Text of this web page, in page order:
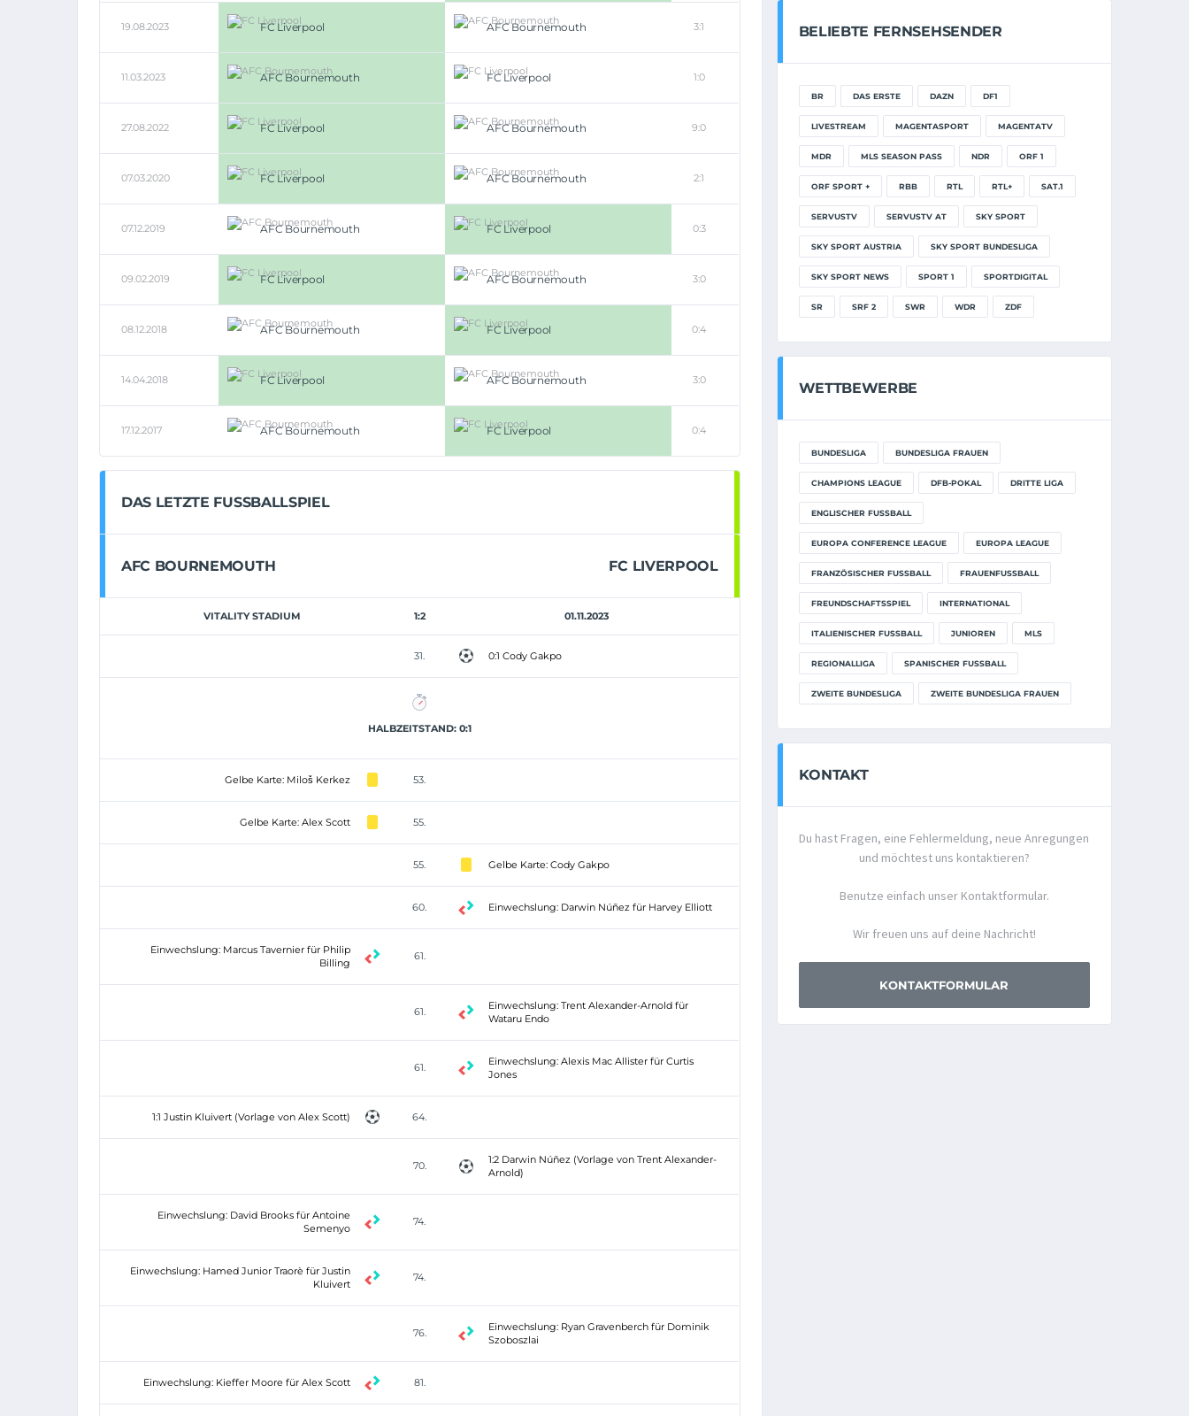
19.08.2023 FC Liverpool AFC Bournemouth 3:1
11.03.2023 AFC Bournemouth FC Liverpool 1:0
27.08.2022 FC Liverpool AFC Bournemouth 9:0
07.03.2020 FC Liverpool AFC Bournemouth 2:1
07.12.2019 AFC Bournemouth FC Liverpool 0:3
09.02.2019 FC Liverpool AFC Bournemouth 3:0
08.12.2018 AFC Bournemouth FC Liverpool 0:4
14.04.2018 FC Liverpool AFC Bournemouth 3:0
17.12.2017 AFC Bournemouth FC Liverpool 0:4
DAS LETZTE FUSSBALLSPIEL
AFC BOURNEMOUTH FC LIVERPOOL
VITALITY STADIUM 1:2 01.11.2023
31. 0:1 Cody Gakpo
HALBZEITSTAND: 0:1
Gelbe Karte: Miloš Kerkez 53.
Gelbe Karte: Alex Scott 55.
55. Gelbe Karte: Cody Gakpo
60. Einwechslung: Darwin Núñez für Harvey Elliott
Einwechslung: Marcus Tavernier für Philip
Billing
61.
61.
Einwechslung: Trent Alexander-Arnold für
Wataru Endo
61.
Einwechslung: Alexis Mac Allister für Curtis
Jones
1:1 Justin Kluivert (Vorlage von Alex Scott) 64.
70.
1:2 Darwin Núñez (Vorlage von Trent Alexander-
Arnold)
Einwechslung: David Brooks für Antoine
Semenyo
74.
Einwechslung: Hamed Junior Traorè für Justin
Kluivert
74.
76.
Einwechslung: Ryan Gravenberch für Dominik
Szoboszlai
Einwechslung: Kieffer Moore für Alex Scott 81.
BELIEBTE FERNSEHSENDER
BR DAS ERSTE DAZN DF1
LIVESTREAM MAGENTASPORT MAGENTATV
MDR MLS SEASON PASS NDR ORF 1
ORF SPORT + RBB RTL RTL+ SAT.1
SERVUSTV SERVUSTV AT SKY SPORT
SKY SPORT AUSTRIA SKY SPORT BUNDESLIGA
SKY SPORT NEWS SPORT 1 SPORTDIGITAL
SR SRF 2 SWR WDR ZDF
WETTBEWERBE
BUNDESLIGA BUNDESLIGA FRAUEN
CHAMPIONS LEAGUE DFB-POKAL DRITTE LIGA
ENGLISCHER FUSSBALL
EUROPA CONFERENCE LEAGUE EUROPA LEAGUE
FRANZÖSISCHER FUSSBALL FRAUENFUSSBALL
FREUNDSCHAFTSSPIEL INTERNATIONAL
ITALIENISCHER FUSSBALL JUNIOREN MLS
REGIONALLIGA SPANISCHER FUSSBALL
ZWEITE BUNDESLIGA ZWEITE BUNDESLIGA FRAUEN
KONTAKT
Du hast Fragen, eine Fehlermeldung, neue Anregungen
und möchtest uns kontaktieren?
Benutze einfach unser Kontaktformular.
Wir freuen uns auf deine Nachricht!
KONTAKTFORMULAR